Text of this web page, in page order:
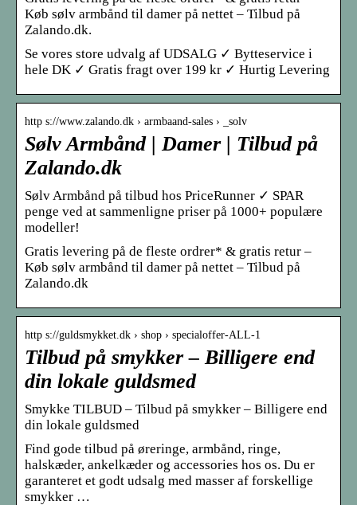
Køb sølv armbånd til damer på nettet – Tilbud på
Zalando.dk.
Se vores store udvalg af UDSALG ✓ Bytteservice i
hele DK ✓ Gratis fragt over 199 kr ✓ Hurtig Levering
http s://www.zalando.dk › armbaand-sales › _solv
Sølv Armbånd | Damer | Tilbud på
Zalando.dk
Sølv Armbånd på tilbud hos PriceRunner ✓ SPAR
penge ved at sammenligne priser på 1000+ populære
modeller!
Gratis levering på de fleste ordrer* & gratis retur –
Køb sølv armbånd til damer på nettet – Tilbud på
Zalando.dk
http s://guldsmykket.dk › shop › specialoffer-ALL-1
Tilbud på smykker – Billigere end
din lokale guldsmed
Smykke TILBUD – Tilbud på smykker – Billigere end
din lokale guldsmed
Find gode tilbud på øreringe, armbånd, ringe,
halskæder, ankelkæder og accessories hos os. Du er
garanteret et godt udsalg med masser af forskellige
smykker …